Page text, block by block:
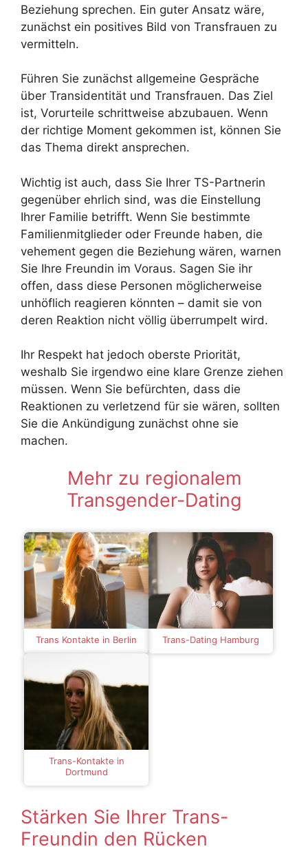
Beziehung sprechen. Ein guter Ansatz wäre,
zunächst ein positives Bild von Transfrauen zu
vermitteln.
Führen Sie zunächst allgemeine Gespräche
über Transidentität und Transfrauen. Das Ziel
ist, Vorurteile schrittweise abzubauen. Wenn
der richtige Moment gekommen ist, können Sie
das Thema direkt ansprechen.
Wichtig ist auch, dass Sie Ihrer TS-Partnerin
gegenüber ehrlich sind, was die Einstellung
Ihrer Familie betrifft. Wenn Sie bestimmte
Familienmitglieder oder Freunde haben, die
vehement gegen die Beziehung wären, warnen
Sie Ihre Freundin im Voraus. Sagen Sie ihr
offen, dass diese Personen möglicherweise
unhöflich reagieren könnten – damit sie von
deren Reaktion nicht völlig überrumpelt wird.
Ihr Respekt hat jedoch oberste Priorität,
weshalb Sie irgendwo eine klare Grenze ziehen
müssen. Wenn Sie befürchten, dass die
Reaktionen zu verletzend für sie wären, sollten
Sie die Ankündigung zunächst ohne sie
machen.
Mehr zu regionalem
Transgender-Dating
Trans Kontakte in Berlin Trans-Dating Hamburg
Trans-Kontakte in
Dortmund
Stärken Sie Ihrer Trans-
Freundin den Rücken